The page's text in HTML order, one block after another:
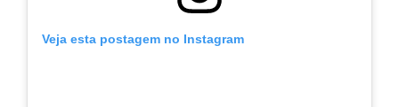
Veja esta postagem no Instagram